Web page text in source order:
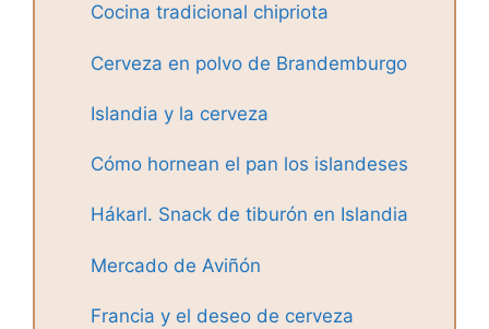
Cocina tradicional chipriota
Cerveza en polvo de Brandemburgo
Islandia y la cerveza
Cómo hornean el pan los islandeses
Hákarl. Snack de tiburón en Islandia
Mercado de Aviñón
Francia y el deseo de cerveza